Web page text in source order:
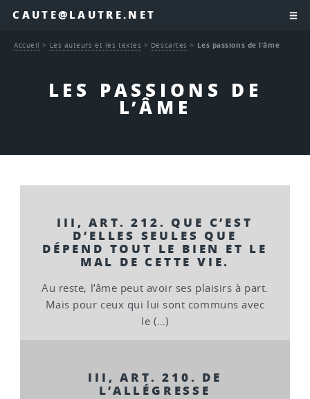
CAUTE@LAUTRE.NET
LES PASSIONS DE
L’ÂME
Accueil > Les auteurs et les textes > Descartes > Les passions de l’âme
III, ART. 212. QUE C’EST
D’ELLES SEULES QUE
DÉPEND TOUT LE BIEN ET LE
MAL DE CETTE VIE.
Au reste, l’âme peut avoir ses plaisirs à part.
Mais pour ceux qui lui sont communs avec
le (…)
III, ART. 210. DE
L’ALLÉGRESSE